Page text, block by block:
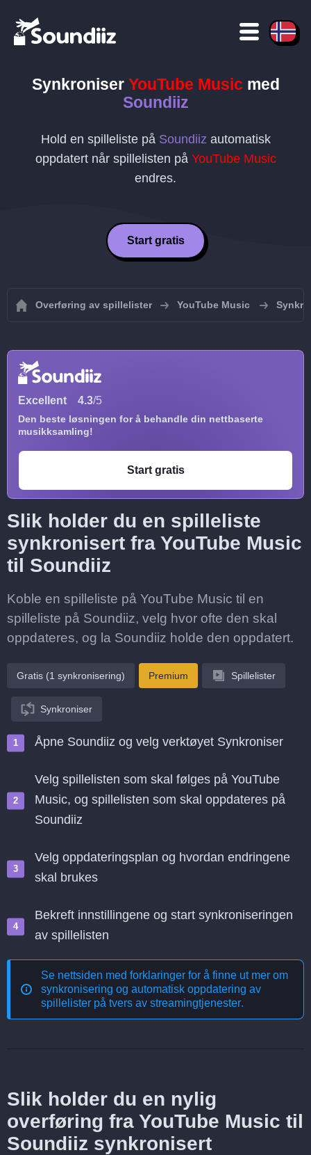
Synkroniser YouTube Music med
Soundiiz
Hold en spilleliste på Soundiiz automatisk
oppdatert når spillelisten på YouTube Music
endres.
Start gratis
Overføring av spillelister YouTube Music
Excellent 4.3/5
Den beste løsningen for å behandle din nettbaserte
musikksamling!
Start gratis
Slik holder du en spilleliste
synkronisert fra YouTube Music
til Soundiiz
Koble en spilleliste på YouTube Music til en
spilleliste på Soundiiz, velg hvor ofte den skal
oppdateres, og la Soundiiz holde den oppdatert.
Gratis (1 synkronisering) Premium Spillelister
Synkroniser
Åpne Soundiiz og velg verktøyet Synkroniser
Velg spillelisten som skal følges på YouTube
Music, og spillelisten som skal oppdateres på
Soundiiz
Velg oppdateringsplan og hvordan endringene
skal brukes
Bekreft innstillingene og start synkroniseringen
av spillelisten
Se nettsiden med forklaringer for å finne ut mer om
synkronisering og automatisk oppdatering av
spillelister på tvers av streamingtjenester.
Slik holder du en nylig
overføring fra YouTube Music til
Soundiiz synkronisert